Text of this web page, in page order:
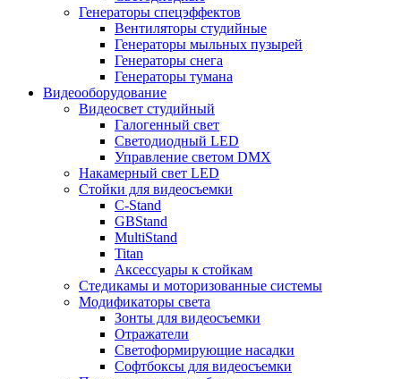
Генераторы спецэффектов
Вентиляторы студийные
Генераторы мыльных пузырей
Генераторы снега
Генераторы тумана
Видеооборудование
Видеосвет студийный
Галогенный свет
Светодиодный LED
Управление светом DMX
Накамерный свет LED
Стойки для видеосъемки
C-Stand
GBStand
MultiStand
Titan
Аксессуары к стойкам
Стедикамы и моторизованные системы
Модификаторы света
Зонты для видеосъемки
Отражатели
Светоформирующие насадки
Софтбоксы для видеосъемки